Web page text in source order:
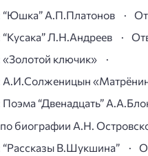
“Юшка” А.П.Платонов
“Кусака” Л.Н.Андреев
«Золотой ключик»
А.И.Солженицын
Поэма “Двенадцать”
по биографии А.Н.
“Рассказы В.Шукшина”